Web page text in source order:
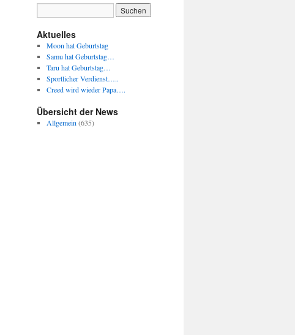
Aktuelles
Moon hat Geburtstag
Samu hat Geburtstag…
Taru hat Geburtstag…
Sportlicher Verdienst…..
Creed wird wieder Papa….
Übersicht der News
Allgemein (635)